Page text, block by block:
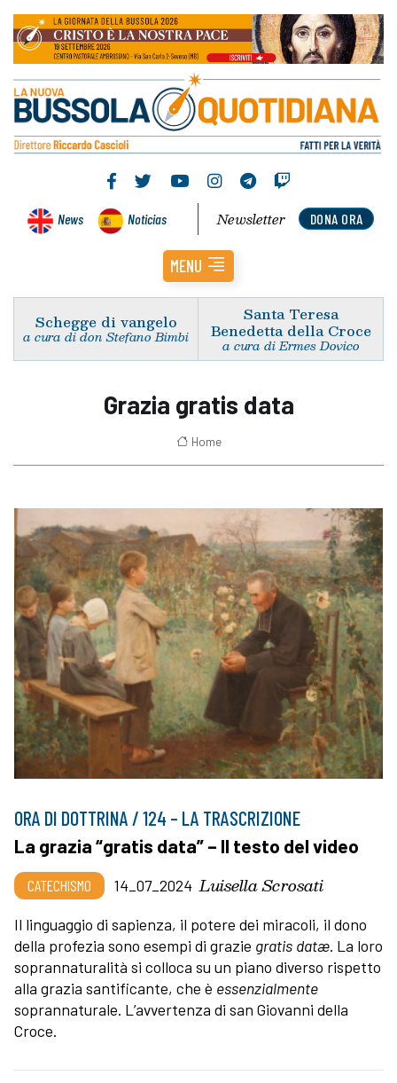
News Noticias DONA ORA
Newsletter
MENU
Schegge di vangelo
a cura di don Stefano Bimbi
Santa Teresa
Benedetta della Croce
a cura di Ermes Dovico
Grazia gratis data
Home
ORA DI DOTTRINA / 124 – LA TRASCRIZIONE
La grazia “gratis data” – Il testo del video
CATECHISMO 14_07_2024 Luisella Scrosati
Il linguaggio di sapienza, il potere dei miracoli, il dono
della profezia sono esempi di grazie gratis datæ. La loro
soprannaturalità si colloca su un piano diverso rispetto
alla grazia santificante, che è essenzialmente
soprannaturale. L’avvertenza di san Giovanni della
Croce.